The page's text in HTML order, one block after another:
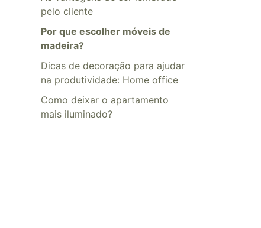
pelo cliente
Por que escolher móveis de
madeira?
Dicas de decoração para ajudar
na produtividade: Home office
​​Como deixar o apartamento
mais iluminado?